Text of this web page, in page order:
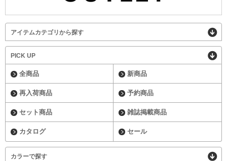
アイテムカテゴリから探す
PICK UP
全商品 新商品
再入荷商品 予約商品
セット商品 雑誌掲載商品
カタログ セール
カラーで探す